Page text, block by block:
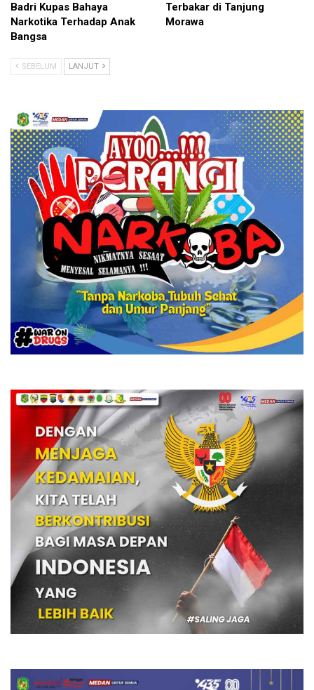
Badri Kupas Bahaya
Narkotika Terhadap Anak
Bangsa
Terbakar di Tanjung
Morawa
SEBELUM LANJUT